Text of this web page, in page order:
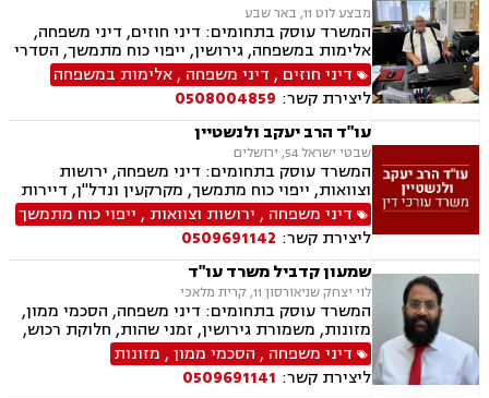
מבצע לוט 11, באר שבע
המשרד עוסק בתחומים: דיני חוזים, דיני משפחה,
אלימות במשפחה, גירושין, ייפוי כוח מתמשך, הסדרי
ראיה, מזונות, ירושות וצוואות, הסכמי ממון, גישור
במשפחה, חדלות פירעון, דיני עבודה, זכויות נשים
בהריון, עסקאות מכר דירה
דיני חוזים , דיני משפחה ,אלימות במשפחה
ליצירת קשר: 0508004859
עו"ד הרב יעקב ולנשטיין
שבטי ישראל 54, ירושלים
המשרד עוסק בתחומים: דיני משפחה, ירושות
וצוואות, ייפוי כוח מתמשך, מקרקעין ונדל"ן, דיירות
מוגנת, עסקאות מכר דירה
דיני משפחה , ירושות וצוואות , ייפוי כוח מתמשך
ליצירת קשר: 0509691142
שמעון קדביל משרד עו"ד
לוי יצחק שניאורסון 11, קרית מלאכי
המשרד עוסק בתחומים: דיני משפחה, הסכמי ממון,
מזונות, משמורת גירושין, זמני שהות, חלוקת רכוש,
מעמד אישי, ניכור הורי, העברת בין דורית, ירושות
וצוואות, ייפוי כוח מתמשך, דיני חוזים, נדל"ן
ומקרקעין, עסקאות מכר דירה, פינוי מושכר
דיני משפחה , הסכמי ממון, מזונות
ליצירת קשר: 0509691141